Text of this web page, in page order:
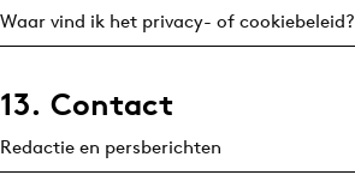
Waar vind ik het privacy- of cookiebeleid?
13. Contact
Redactie en persberichten